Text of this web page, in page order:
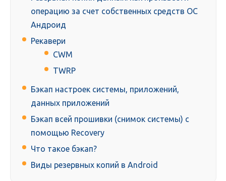
операцию за счет собственных средств ОС
Андроид
Рекавери
CWM
TWRP
Бэкап настроек системы, приложений,
данных приложений
Бэкап всей прошивки (снимок системы) с
помощью Recovery
Что такое бэкап?
Виды резервных копий в Android